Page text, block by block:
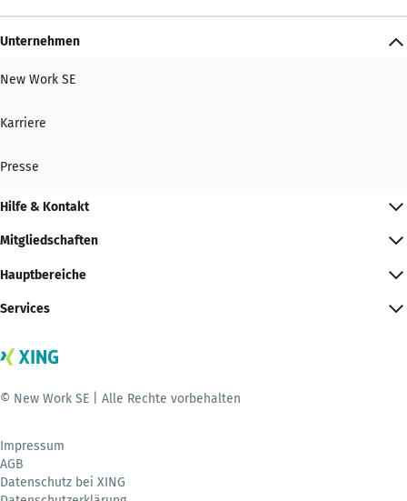
Unternehmen
New Work SE
Karriere
Presse
Hilfe & Kontakt
Mitgliedschaften
Hauptbereiche
Services
© New Work SE | Alle Rechte vorbehalten
Impressum
AGB
Datenschutz bei XING